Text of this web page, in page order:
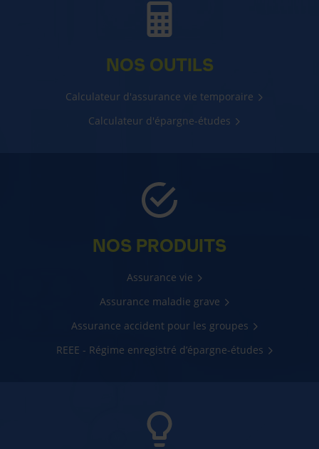
NOS OUTILS
Calculateur d'assurance vie temporaire
Calculateur d'épargne-études
NOS PRODUITS
Assurance vie
Assurance maladie grave
Assurance accident pour les groupes
REEE - Régime enregistré d’épargne-études